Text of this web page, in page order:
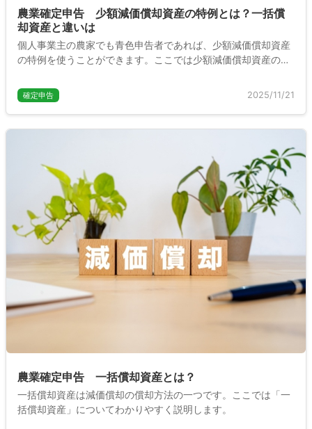
農業確定申告 少額減価償却資産の特例とは？一括償
却資産と違いは
個人事業主の農家でも青色申告者であれば、少額減価償却資産
の特例を使うことができます。ここでは少額減価償却資産の特
確定申告 2025/11/21
農業確定申告 一括償却資産とは？
一括償却資産は減価償却の償却方法の一つです。ここでは「一
括償却資産」についてわかりやすく説明します。